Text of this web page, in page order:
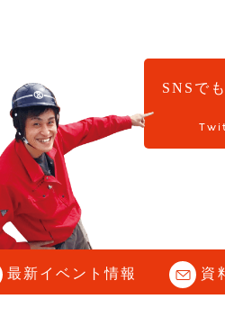
SNSで
Copyright
最新イベント情報 資